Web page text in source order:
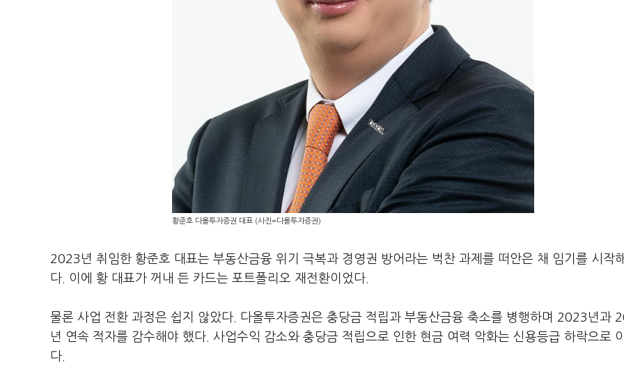
황준호 다올투자증권 대표 (사진=다올투자증권)
2023년 취임한 황준호 대표는 부동산금융 위기 극복과 경영권 방어라는 벅찬 과제를 떠안은 채 임기를 시작
다. 이에 황 대표가 꺼내 든 카드는 포트폴리오 재전환이었다.
물론 사업 전환 과정은 쉽지 않았다. 다올투자증권은 충당금 적립과 부동산금융 축소를 병행하며 2023년과
년 연속 적자를 감수해야 했다. 사업수익 감소와 충당금 적립으로 인한 현금 여력 악화는 신용등급 하락으로
다.